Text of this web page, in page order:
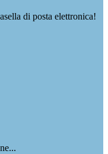
di posta elettronica!